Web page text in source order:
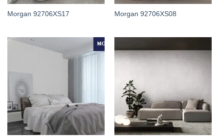
Morgan 92706XS17 Morgan 92706XS08